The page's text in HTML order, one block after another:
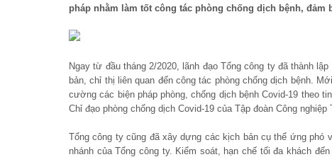
pháp nhằm làm tốt công tác phòng chống dịch bệnh, đảm
Ngay từ đầu tháng 2/2020, lãnh đạo Tổng công ty đã thành
bản, chỉ thị liên quan đến công tác phòng chống dịch bệnh.
cường các biện pháp phòng, chống dịch bệnh Covid-19 theo
Chỉ đạo phòng chống dịch Covid-19 của Tập đoàn Công
Tổng công ty cũng đã xây dựng các kịch bản cụ thể ứng
nhánh của Tổng công ty. Kiểm soát, hạn chế tối đa khách